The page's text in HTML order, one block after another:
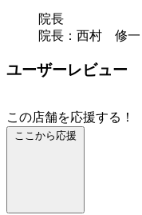
院長
院長：西村 修一
ユーザーレビュー
この店舗を応援する！
ここから応援